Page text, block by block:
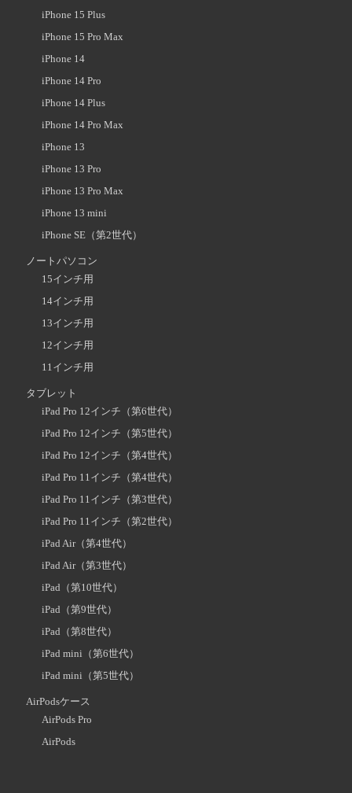
iPhone 15 Plus
iPhone 15 Pro Max
iPhone 14
iPhone 14 Pro
iPhone 14 Plus
iPhone 14 Pro Max
iPhone 13
iPhone 13 Pro
iPhone 13 Pro Max
iPhone 13 mini
iPhone SE（第2世代）
ノートパソコン
15インチ用
14インチ用
13インチ用
12インチ用
11インチ用
タブレット
iPad Pro 12インチ（第6世代）
iPad Pro 12インチ（第5世代）
iPad Pro 12インチ（第4世代）
iPad Pro 11インチ（第4世代）
iPad Pro 11インチ（第3世代）
iPad Pro 11インチ（第2世代）
iPad Air（第4世代）
iPad Air（第3世代）
iPad（第10世代）
iPad（第9世代）
iPad（第8世代）
iPad mini（第6世代）
iPad mini（第5世代）
AirPodsケース
AirPods Pro
AirPods